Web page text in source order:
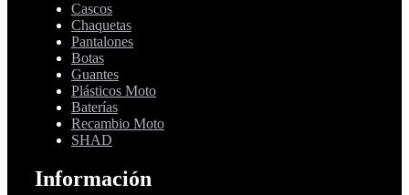
Cascos
Chaquetas
Pantalones
Botas
Guantes
Plásticos Moto
Baterías
Recambio Moto
SHAD
Información